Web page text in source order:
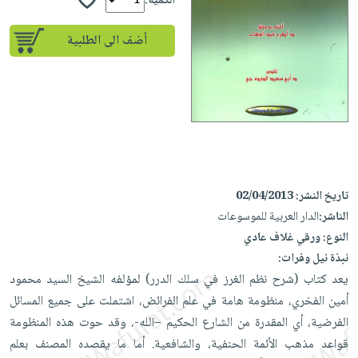
إختياراتنا
كتب
صندوق
القراءة
iKitab
بلا
يتكرر
على
Android
تحميل
iKitab
على
Apple
أسئلة
يتكرر
طرحها
تحميل
masmu3
على
masmu3
على
Apple
المواضيع
الأكثر
وسائل
القراءة
جوائز
تعليمية
الصحة
والعناية
الشخصية
جديد
العناية
الشخصية
العناية
وتصفيف
الشعر
العناية
بالجسم
المطبخ
والسفرة
جديد
الكل
أواني
الطهي
أدوات
متجر
الهدايا
أقسام
أضف الى الطلبية
تاريخ النشر:02/04/2013
الناشر:الدار العربية للموسوعات
النوع:ورقي غلاف عادي
نبذة نيل وفرات:
يعد كتاب (شرح نظم الغرز في سلك الدرر) لمؤلفه الشيخ السيد محمود
أمين الفخري، منظومة هامة في علم الفرائض، اشتملت على جميع المسائل
الفرضية، أي المقدرة من الشارع الحكيم –الله-، وقد حوت هذه المنظومة
قواعد مذهب الأئمة الحنفية، والشافعية. أما ما يقصده المصنف بعلم